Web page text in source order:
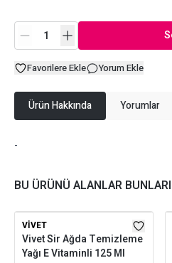
Favorilere Ekle Yorum Ekle
Ürün Hakkında Yorumlar
-
BU ÜRÜNÜ ALANLAR
VIVET
Vivet Sir Ağda Temizleme
Yağı E Vitaminli 125 Ml